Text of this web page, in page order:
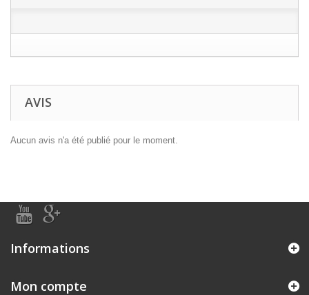
AVIS
Aucun avis n'a été publié pour le moment.
Informations
Mon compte